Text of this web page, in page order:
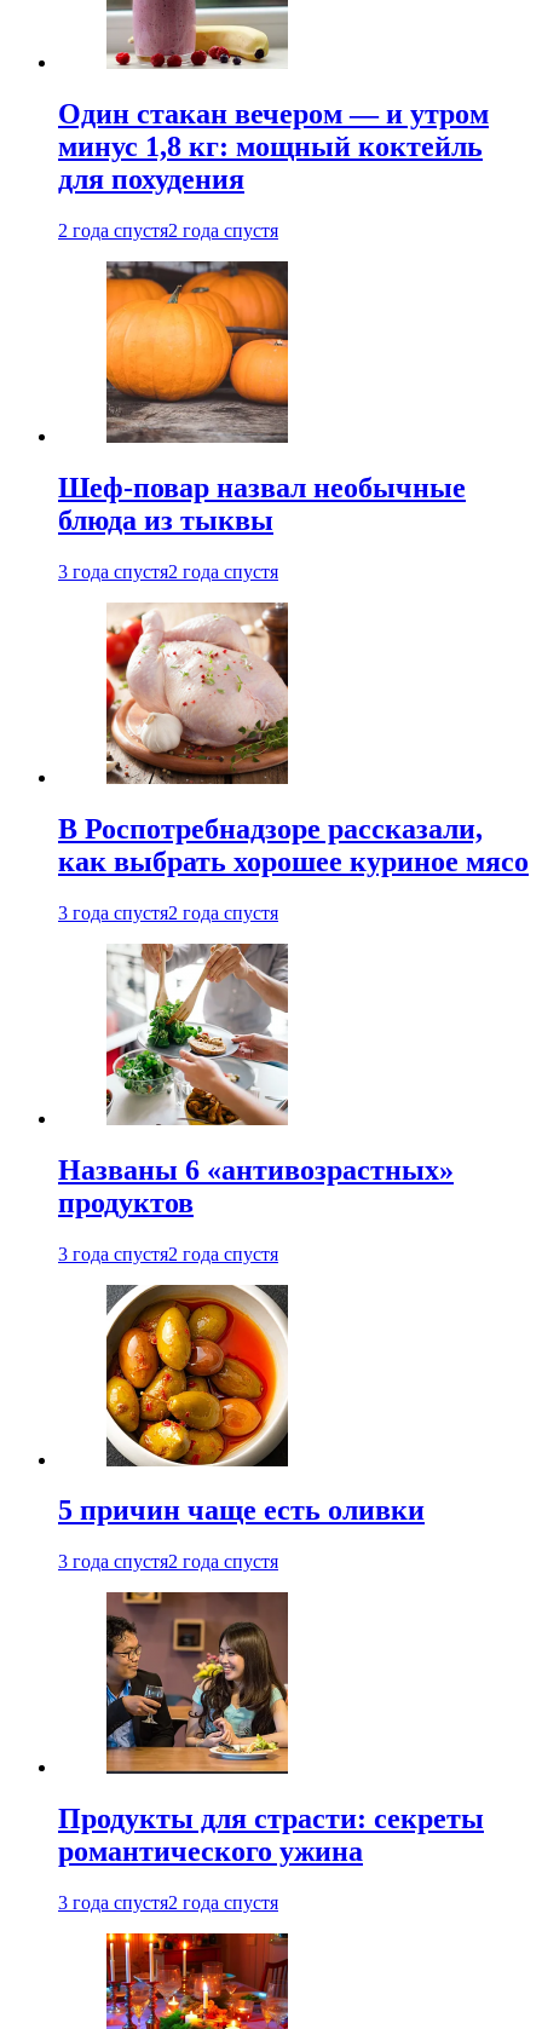
Один стакан вечером — и утром
минус 1,8 кг: мощный коктейль
для похудения
2 года спустя2 года спустя
Шеф-повар назвал необычные
блюда из тыквы
3 года спустя2 года спустя
В Роспотребнадзоре рассказали,
как выбрать хорошее куриное мясо
3 года спустя2 года спустя
Названы 6 «антивозрастных»
продуктов
3 года спустя2 года спустя
5 причин чаще есть оливки
3 года спустя2 года спустя
Продукты для страсти: секреты
романтического ужина
3 года спустя2 года спустя